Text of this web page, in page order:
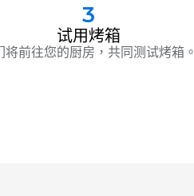
3
试用烤箱
将前往您的厨房，共同测试烤箱。